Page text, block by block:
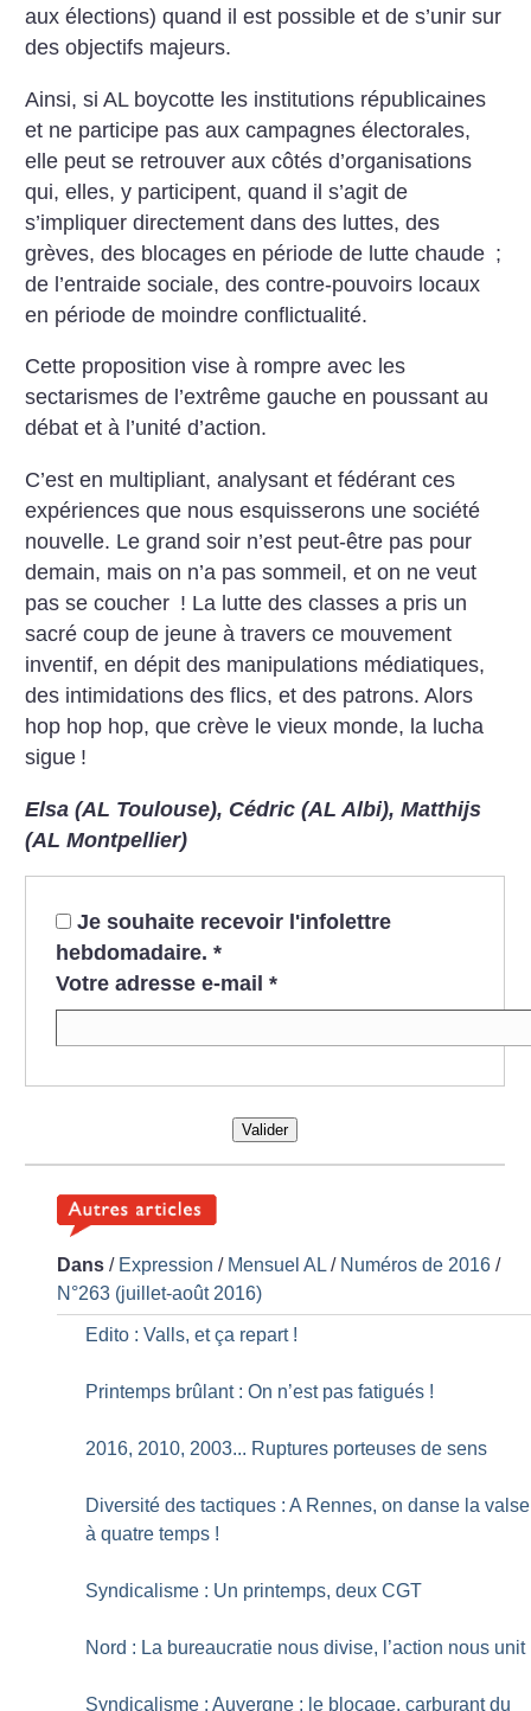
aux élections) quand il est possible et de s’unir sur
des objectifs majeurs.
Ainsi, si AL boycotte les institutions républicaines
et ne participe pas aux campagnes électorales,
elle peut se retrouver aux côtés d’organisations
qui, elles, y participent, quand il s’agit de
s’impliquer directement dans des luttes, des
grèves, des blocagesen période de lutte chaude ;
de l’entraide sociale, des contre-pouvoirs locaux
en période de moindre conflictualité.
Cette proposition vise à rompre avec les
sectarismes de l’extrême gauche en poussant au
débat et à l’unité d’action.
C’est en multipliant, analysant et fédérant ces
expériences que nous esquisserons une société
nouvelle. Le grand soir n’est peut-être pas pour
demain, mais on n’a pas sommeil, et on ne veut
pas se coucher ! La lutte des ­classes a pris un
sacré coup de jeune à travers ce mouvement
inventif, en dépit des manipulations médiatiques,
des intimidations des flics, et des patrons. Alors
hop hop hop, que crève le vieux monde, la lucha
sigue !
Elsa (AL Toulouse), Cédric (AL Albi), Matthijs
(AL Montpellier)
Je souhaite recevoir l'infolettre
hebdomadaire. *
Votre adresse e-mail *
Valider
Dans / Expression / Mensuel AL / Numéros de 2016 /
N°263 (juillet-août 2016)
Edito : Valls, et ça repart !
Printemps brûlant : On n’est pas fatigués !
2016, 2010, 2003... Ruptures porteuses de sens
Diversité des tactiques : A Rennes, on danse la valse
à quatre temps !
Syndicalisme : Un printemps, deux CGT
Nord : La bureaucratie nous divise, l’action nous unit
Syndicalisme : Auvergne : le blocage, carburant du